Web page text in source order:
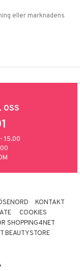
eller marknadens
OSS
15.00
KONTAKT
COOKIES
SHOPPING4NET
BEAUTYSTORE